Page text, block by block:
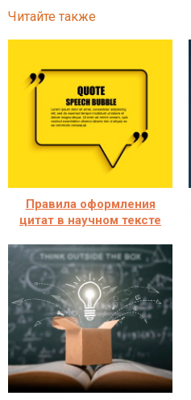
Читайте также
Правила оформления
цитат в научном тексте